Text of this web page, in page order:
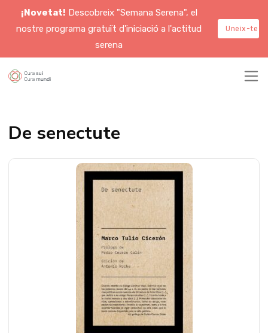
¡Novetat! Descobreix "Semana Serena", el
nostre programa gratuït d'iniciació a l'actitud
serena
Uneix-te
De senectute